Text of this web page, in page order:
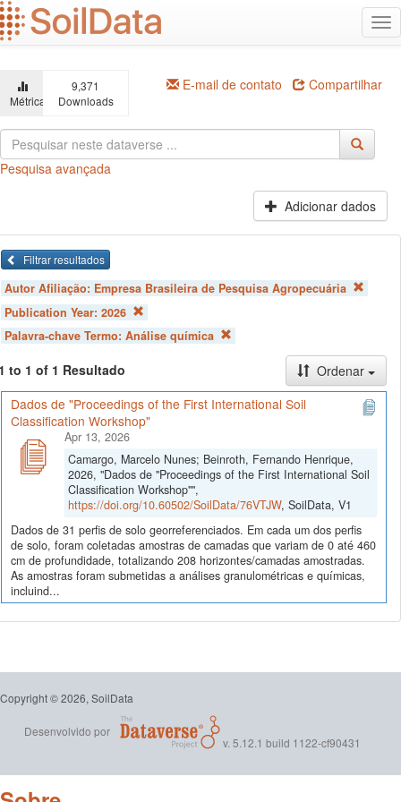
Ir
para
o
principal
Métricas
9,371
Downloads
E-mail de contato Compartilhar
Pesquisa avançada
Adicionar dados
Filtrar resultados
Autor Afiliação: Empresa Brasileira de Pesquisa Agropecuária
Publication Year: 2026
Palavra-chave Termo: Análise química
to 1 of 1 Resultado
Ordenar
Dados de "Proceedings of the First International Soil
Classification Workshop"
Apr 13, 2026
Camargo, Marcelo Nunes; Beinroth, Fernando Henrique,
2026, "Dados de "Proceedings of the First International Soil
Classification Workshop"",
https://doi.org/10.60502/SoilData/76VTJW, SoilData, V1
Dados de 31 perfis de solo georreferenciados. Em cada um dos perfis
de solo, foram coletadas amostras de camadas que variam de 0 até 460
cm de profundidade, totalizando 208 horizontes/camadas amostradas.
As amostras foram submetidas a análises granulométricas e químicas,
incluind...
Copyright © 2026, SoilData
Desenvolvido por
v. 5.12.1 build 1122-cf90431